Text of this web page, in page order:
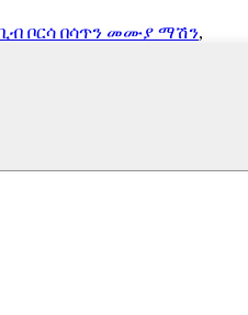
ቦርሳ በሳጥን መሙያ ማሽን,